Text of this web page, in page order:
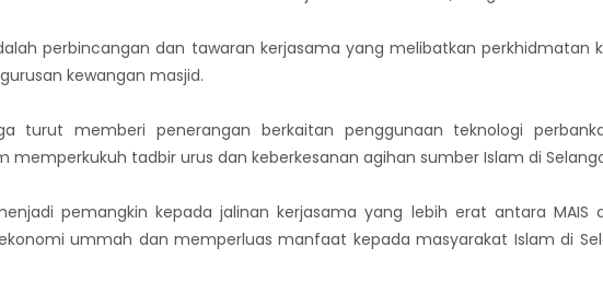
perbincangan dan tawaran kerjasama yang melibatkan perkhidmatan
kewangan masjid.
turut memberi penerangan berkaitan penggunaan teknologi
tadbir urus dan keberkesanan agihan sumber Islam di
pemangkin kepada jalinan kerjasama yang lebih erat antara MAIS
ummah dan memperluas manfaat kepada masyarakat Islam di